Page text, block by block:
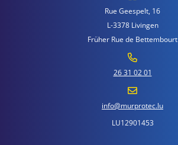
Rue Geespelt, 16
L-3378 Livingen
Früher Rue de Bettembourt
26 31 02 01
info@murprotec.lu
LU12901453